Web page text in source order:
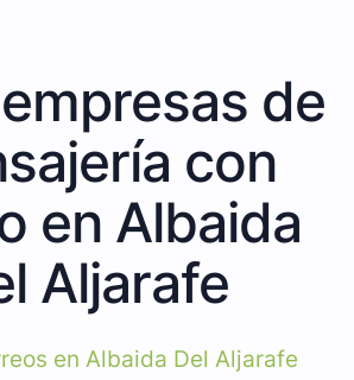
de
con
en Albaida
Aljarafe
en Albaida Del Aljarafe